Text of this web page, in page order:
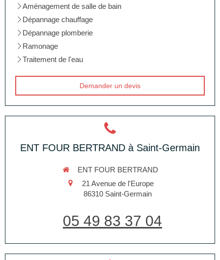
Aménagement de salle de bain
Dépannage chauffage
Dépannage plomberie
Ramonage
Traitement de l'eau
Demander un devis
ENT FOUR BERTRAND à Saint-Germain
ENT FOUR BERTRAND
21 Avenue de l'Europe
86310 Saint-Germain
05 49 83 37 04